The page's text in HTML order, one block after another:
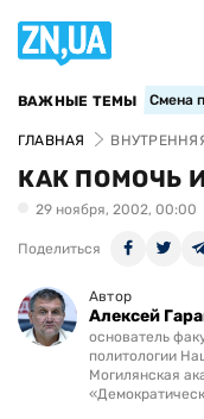
ВАЖНЫЕ ТЕМЫ Смена
ГЛАВНАЯ
КАК ПОМОЧЬ
29 ноября, 2002, 00:00
Поделиться
Автор
Алексей
основатель
политологии
Могилянская